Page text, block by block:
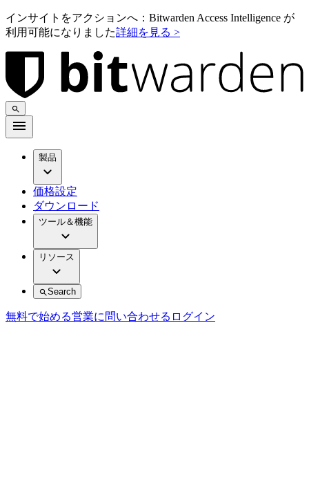
インサイトをアクションへ：Bitwarden Access Intelligence が
利用可能になりました詳細を見る >
製品
価格設定
ダウンロード
ツール＆機能
リソース
Search
無料で始める営業に問い合わせる ログイン